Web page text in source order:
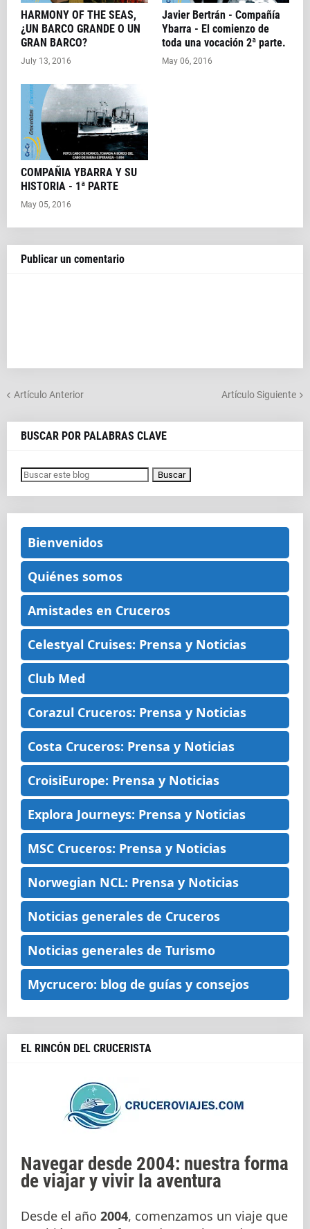
HARMONY OF THE SEAS,
¿UN BARCO GRANDE O UN
GRAN BARCO?
July 13, 2016
Javier Bertrán - Compañía
Ybarra - El comienzo de
toda una vocación 2ª parte.
May 06, 2016
COMPAÑIA YBARRA Y SU
HISTORIA - 1ª PARTE
May 05, 2016
Publicar un comentario
Artículo Anterior Artículo Siguiente
BUSCAR POR PALABRAS CLAVE
Bienvenidos
Quiénes somos
Amistades en Cruceros
Celestyal Cruises: Prensa y Noticias
Club Med
Corazul Cruceros: Prensa y Noticias
Costa Cruceros: Prensa y Noticias
CroisiEurope: Prensa y Noticias
Explora Journeys: Prensa y Noticias
MSC Cruceros: Prensa y Noticias
Norwegian NCL: Prensa y Noticias
Noticias generales de Cruceros
Noticias generales de Turismo
Mycrucero: blog de guías y consejos
EL RINCÓN DEL CRUCERISTA
Navegar desde 2004: nuestra forma
de viajar y vivir la aventura
Desde el año 2004, comenzamos un viaje que